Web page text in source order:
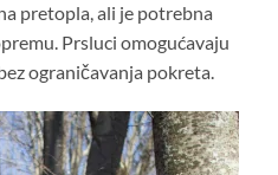
pretopla, ali je potrebna
Prsluci omogućavaju
ograničavanja pokreta.